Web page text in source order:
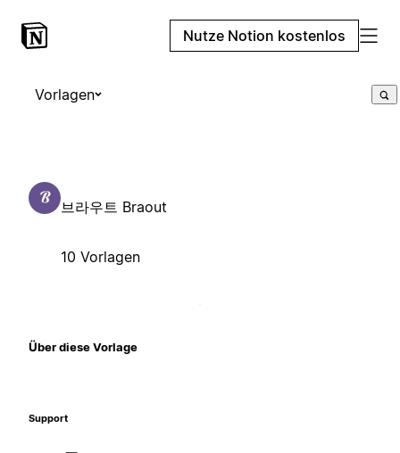
Nutze Notion kostenlos
Vorlagen
브라우트 Braout
10 Vorlagen
Über diese Vorlage
Support